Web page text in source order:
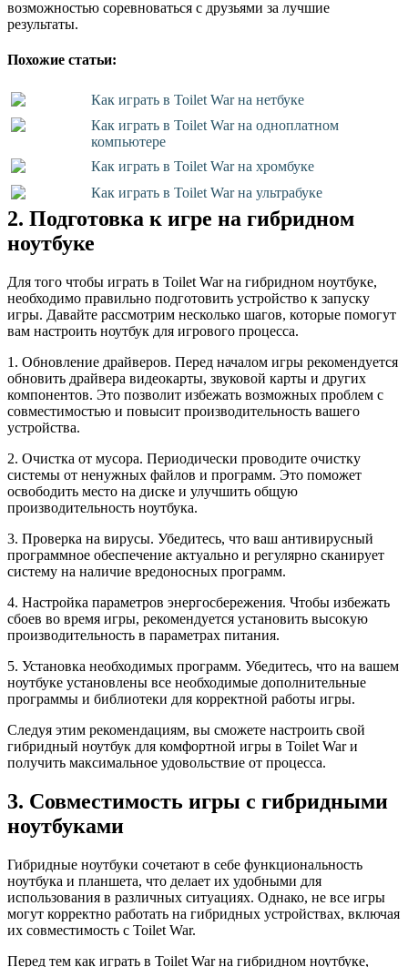
возможностью соревноваться с друзьями за лучшие
результаты.
Похожие статьи:
Как играть в Toilet War на нетбуке
Как играть в Toilet War на одноплатном
компьютере
Как играть в Toilet War на хромбуке
Как играть в Toilet War на ультрабуке
2. Подготовка к игре на гибридном
ноутбуке
Для того чтобы играть в Toilet War на гибридном ноутбуке,
необходимо правильно подготовить устройство к запуску
игры. Давайте рассмотрим несколько шагов, которые помогут
вам настроить ноутбук для игрового процесса.
1. Обновление драйверов. Перед началом игры рекомендуется
обновить драйвера видеокарты, звуковой карты и других
компонентов. Это позволит избежать возможных проблем с
совместимостью и повысит производительность вашего
устройства.
2. Очистка от мусора. Периодически проводите очистку
системы от ненужных файлов и программ. Это поможет
освободить место на диске и улучшить общую
производительность ноутбука.
3. Проверка на вирусы. Убедитесь, что ваш антивирусный
программное обеспечение актуально и регулярно сканирует
систему на наличие вредоносных программ.
4. Настройка параметров энергосбережения. Чтобы избежать
сбоев во время игры, рекомендуется установить высокую
производительность в параметрах питания.
5. Установка необходимых программ. Убедитесь, что на вашем
ноутбуке установлены все необходимые дополнительные
программы и библиотеки для корректной работы игры.
Следуя этим рекомендациям, вы сможете настроить свой
гибридный ноутбук для комфортной игры в Toilet War и
получить максимальное удовольствие от процесса.
3. Совместимость игры с гибридными
ноутбуками
Гибридные ноутбуки сочетают в себе функциональность
ноутбука и планшета, что делает их удобными для
использования в различных ситуациях. Однако, не все игры
могут корректно работать на гибридных устройствах, включая
их совместимость с Toilet War.
Перед тем как играть в Toilet War на гибридном ноутбуке,